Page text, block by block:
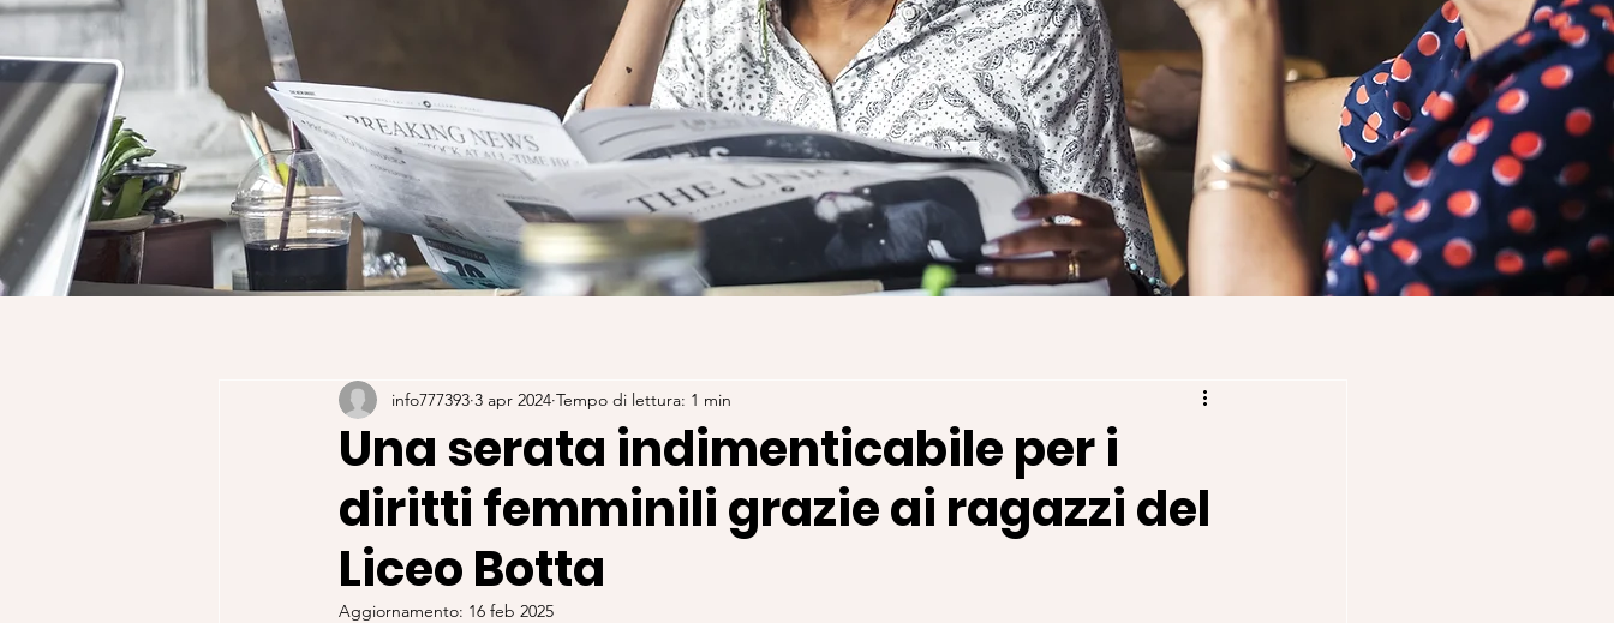
Una serata indimenticabile per i
diritti femminili grazie ai ragazzi del
Liceo Botta
info777393 3 apr 2024 Tempo di lettura: 1 min
Aggiornamento: 16 feb 2025